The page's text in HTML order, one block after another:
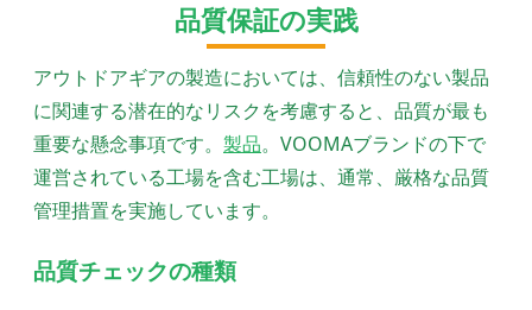
品質保証の実践
アウトドアギアの製造においては、信頼性のない製品
に関連する潜在的なリスクを考慮すると、品質が最も
重要な懸念事項です。 製品。VOOMAブランドの下で
運営されている工場を含む工場は、通常、厳格な品質
管理措置を実施しています。
品質チェックの種類